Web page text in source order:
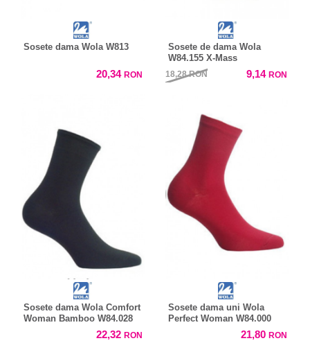
Sosete dama Wola W813
20,34 RON
Sosete de dama Wola
W84.155 X-Mass
18,28RON 9,14 RON
Sosete dama Wola Comfort
Woman Bamboo W84.028
22,32 RON
Sosete dama uni Wola
Perfect Woman W84.000
21,80 RON